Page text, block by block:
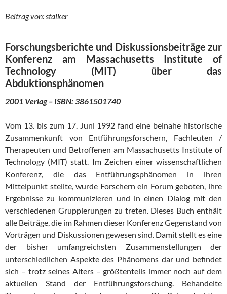
Beitrag von: stalker
Forschungsberichte und Diskussionsbeiträge zur
Konferenz am Massachusetts Institute of
Technology (MIT) über das
Abduktionsphänomen
2001 Verlag – ISBN: 3861501740
Vom 13. bis zum 17. Juni 1992 fand eine beinahe historische
Zusammenkunft von Entführungsforschern, Fachleuten /
Therapeuten und Betroffenen am Massachusetts Institute of
Technology (MIT) statt. Im Zeichen einer wissenschaftlichen
Konferenz, die das Entführungsphänomen in ihren
Mittelpunkt stellte, wurde Forschern ein Forum geboten, ihre
Ergebnisse zu kommunizieren und in einen Dialog mit den
verschiedenen Gruppierungen zu treten. Dieses Buch enthält
alle Beiträge, die im Rahmen dieser Konferenz Gegenstand von
Vorträgen und Diskussionen gewesen sind. Damit stellt es eine
der bisher umfangreichsten Zusammenstellungen der
unterschiedlichen Aspekte des Phänomens dar und befindet
sich – trotz seines Alters – größtenteils immer noch auf dem
aktuellen Stand der Entführungsforschung. Behandelte